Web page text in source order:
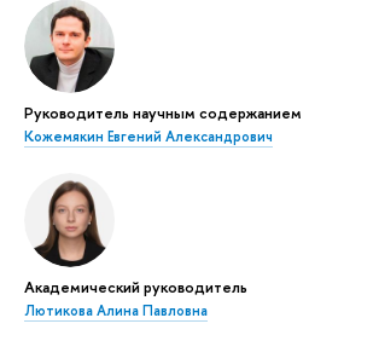
Руководитель научным содержанием
Кожемякин Евгений Александрович
Академический руководитель
Лютикова Алина Павловна